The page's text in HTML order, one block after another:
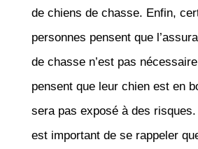
de chiens de chasse. Enfin,
personnes pensent que
de chasse n’est pas
pensent que leur chien est en
sera pas exposé à des
est important de se rappeler